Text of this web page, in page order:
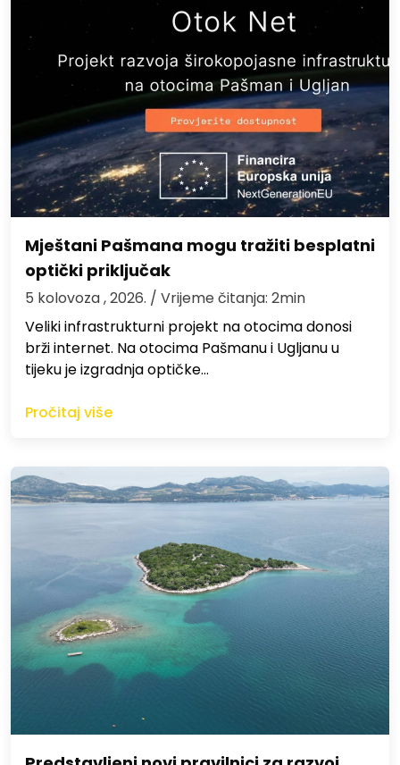
Mještani Pašmana mogu tražiti besplatni
optički priključak
5 kolovoza , 2026. / Vrijeme čitanja: 2min
Veliki infrastrukturni projekt na otocima donosi
brži internet. Na otocima Pašmanu i Ugljanu u
tijeku je izgradnja optičke…
Pročitaj više